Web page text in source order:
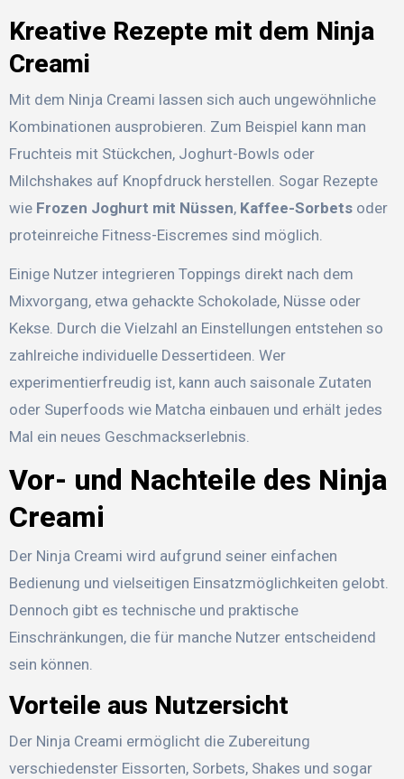
Kreative Rezepte mit dem Ninja
Creami
Mit dem Ninja Creami lassen sich auch ungewöhnliche
Kombinationen ausprobieren. Zum Beispiel kann man
Fruchteis mit Stückchen, Joghurt-Bowls oder
Milchshakes auf Knopfdruck herstellen. Sogar Rezepte
wie Frozen Joghurt mit Nüssen, Kaffee-Sorbetsoder
proteinreiche Fitness-Eiscremes sind möglich.
Einige Nutzer integrieren Toppings direkt nach dem
Mixvorgang, etwa gehackte Schokolade, Nüsse oder
Kekse. Durch die Vielzahl an Einstellungen entstehen so
zahlreiche individuelle Dessertideen. Wer
experimentierfreudig ist, kann auch saisonale Zutaten
oder Superfoods wie Matcha einbauen und erhält jedes
Mal ein neues Geschmackserlebnis.
Vor- und Nachteile des Ninja
Creami
Der Ninja Creami wird aufgrund seiner einfachen
Bedienung und vielseitigen Einsatzmöglichkeiten gelobt.
Dennoch gibt es technische und praktische
Einschränkungen, die für manche Nutzer entscheidend
sein können.
Vorteile aus Nutzersicht
Der Ninja Creami ermöglicht die Zubereitung
verschiedenster Eissorten, Sorbets, Shakes und sogar